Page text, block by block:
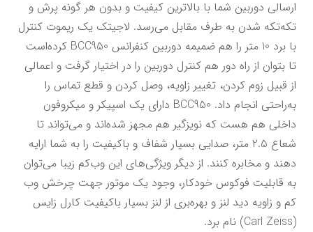
(Carl Zeiss) نام برد.